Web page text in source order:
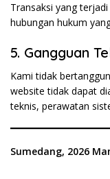
Transaksi yang
hubungan hukum
5. Gangguan
Kami tidak
website tidak dapat
teknis, perawatan
Sumedang, 2026